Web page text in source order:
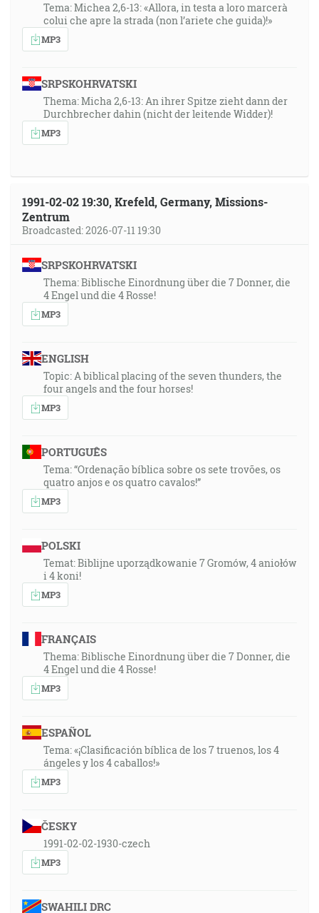
Tema: Michea 2,6-13: «Allora, in testa a loro marcerà
colui che apre la strada (non l’ariete che guida)!»
MP3
SRPSKOHRVATSKI
Thema: Micha 2,6-13: An ihrer Spitze zieht dann der
Durchbrecher dahin (nicht der leitende Widder)!
MP3
1991-02-02 19:30, Krefeld, Germany, Missions-
Zentrum
Broadcasted: 2026-07-11 19:30
SRPSKOHRVATSKI
Thema: Biblische Einordnung über die 7 Donner, die
4 Engel und die 4 Rosse!
MP3
ENGLISH
Topic: A biblical placing of the seven thunders, the
four angels and the four horses!
MP3
PORTUGUÊS
Tema: “Ordenação bíblica sobre os sete trovões, os
quatro anjos e os quatro cavalos!”
MP3
POLSKI
Temat: Biblijne uporządkowanie 7 Gromów, 4 aniołów
i 4 koni!
MP3
FRANÇAIS
Thema: Biblische Einordnung über die 7 Donner, die
4 Engel und die 4 Rosse!
MP3
ESPAÑOL
Tema: «¡Clasificación bíblica de los 7 truenos, los 4
ángeles y los 4 caballos!»
MP3
ČESKY
1991-02-02-1930-czech
MP3
SWAHILI DRC